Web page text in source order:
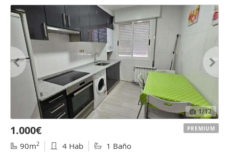
1/12
1.000€
90m2 4 Hab 1 Baño
PREMIUM